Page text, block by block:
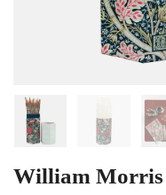
William Morris